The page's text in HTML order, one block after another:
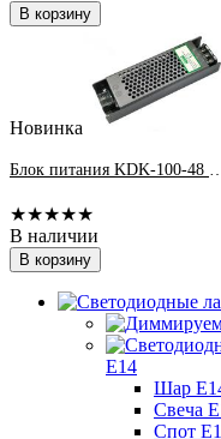
В корзину
Новинка
Блок питания KDK-100-48
★★★★★
В наличии
В корзину
Е14
Шар
Свеча
Спот